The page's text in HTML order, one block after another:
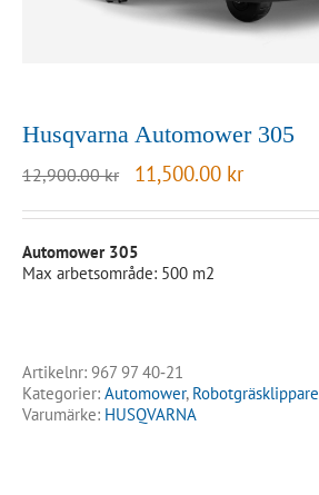
Husqvarna Automower 305
12,900.00kr
Det
ursprungliga
priset
12,900.00 kr.
11,500.00 krDet
priset
Automower 305
Max arbetsområde: 500 m2
Artikelnr: 967 97 40‑21
Kategorier: Automower, Robotgräsklippare
Varumärke: HUSQVARNA